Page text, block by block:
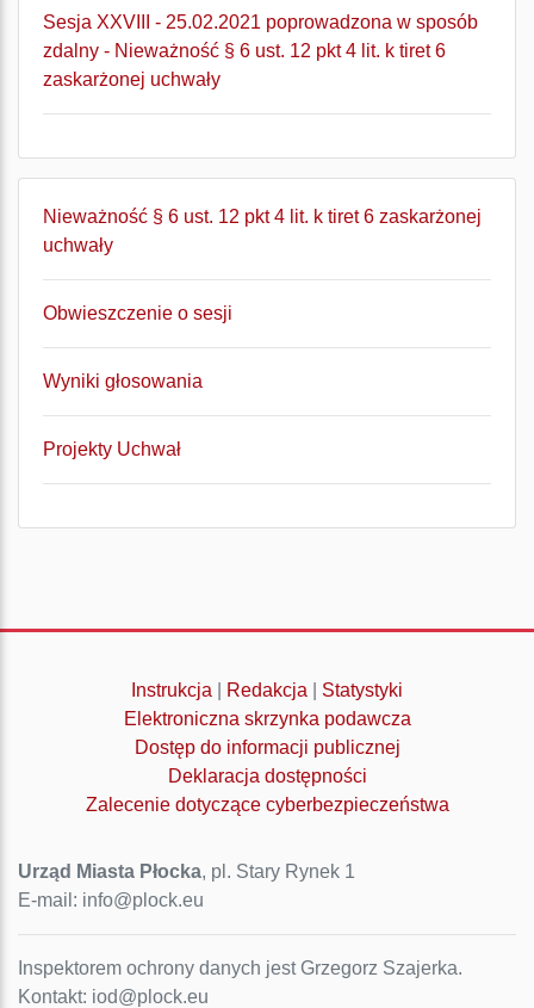
Sesja XXVIII - 25.02.2021 poprowadzona w sposób
zdalny - Nieważność § 6 ust. 12 pkt 4 lit. k tiret 6
zaskarżonej uchwały
Nieważność § 6 ust. 12 pkt 4 lit. k tiret 6 zaskarżonej
uchwały
Obwieszczenie o sesji
Wyniki głosowania
Projekty Uchwał
Instrukcja Redakcja
Statystyki
Elektroniczna skrzynka podawcza
Dostęp do informacji publicznej
Deklaracja dostępności
Zalecenie dotyczące cyberbezpieczeństwa
Urząd Miasta Płocka, pl. Stary Rynek 1
E-mail: info@plock.eu
Inspektorem ochrony danych jest Grzegorz Szajerka.
Kontakt: iod@plock.eu